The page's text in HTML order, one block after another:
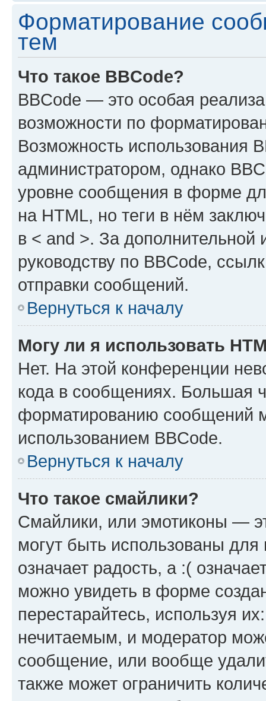
Форматирование
тем
Что такое BBCode?
BBCode — это особая
возможности по
Возможность использования
администратором, однако
уровне сообщения в форме
на HTML, но теги в нём
в < and >. За
руководству по BBCode,
отправки сообщений.
Вернуться к началу
Могу ли я использовать
Нет. На этой конференции
кода в сообщениях. Большая
форматированию сообщений
использованием BBCode.
Вернуться к началу
Что такое смайлики?
Смайлики, или эмотиконы —
могут быть использованы
означает радость, а :(
можно увидеть в форме
перестарайтесь, используя
нечитаемым, и модератор
сообщение, или вообще
также может ограничить